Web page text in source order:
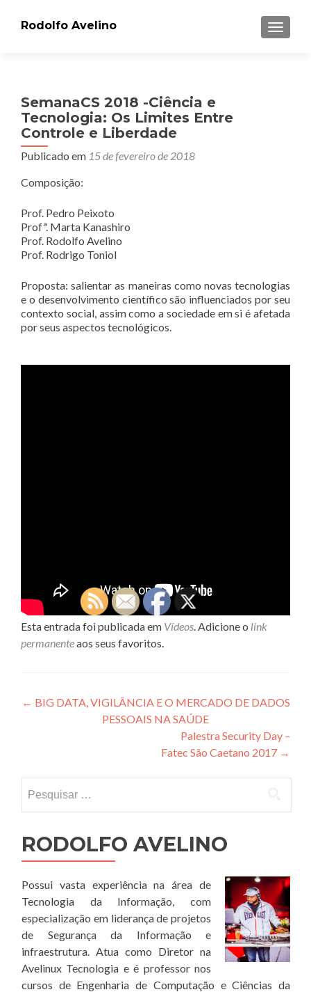
Rodolfo Avelino
SemanaCS 2018 -Ciência e
Tecnologia: Os Limites Entre
Controle e Liberdade
Publicado em 15 de fevereiro de 2018
Composição:
Prof. Pedro Peixoto
Profª. Marta Kanashiro
Prof. Rodolfo Avelino
Prof. Rodrigo Toniol
Proposta: salientar as maneiras como novas tecnologias
e o desenvolvimento científico são influenciados por seu
contexto social, assim como a sociedade em si é afetada
por seus aspectos tecnológicos.
Esta entrada foi publicada em Vídeos. Adicione o link
permanenteaos seus favoritos.
Navegação
← BIG DATA, VIGILÂNCIA E O MERCADO DE DADOS
PESSOAIS NA SAÚDE
Palestra Security Day –
Fatec São Caetano 2017 →
por:
RODOLFO AVELINO
Possui vasta experiência na área de
Tecnologia da Informação, com
especialização em liderança de projetos
de Segurança da Informação e
infraestrutura. Atua como Diretor na
Avelinux Tecnologia e é professor nos
cursos de Engenharia de Computação e Ciências da